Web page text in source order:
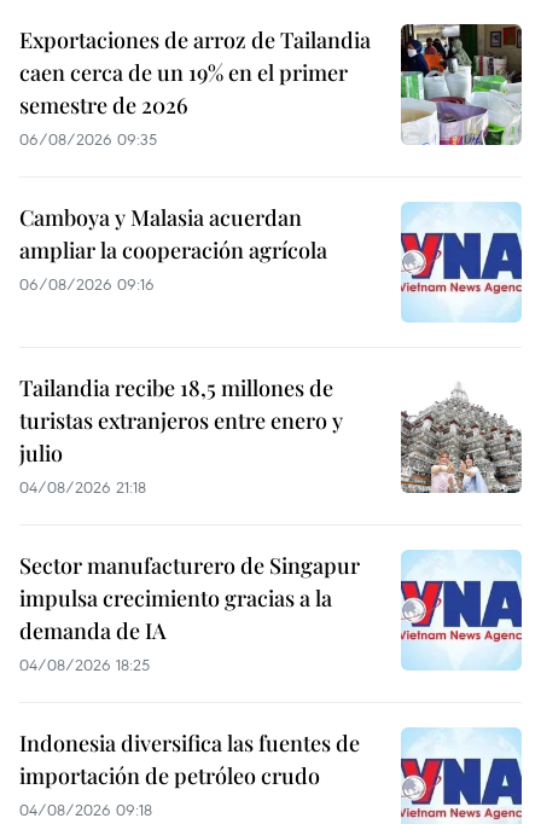
Exportaciones de arroz de Tailandia
caen cerca de un 19% en el primer
semestre de 2026
06/08/2026 09:35
Camboya y Malasia acuerdan
ampliar la cooperación agrícola
06/08/2026 09:16
Tailandia recibe 18,5 millones de
turistas extranjeros entre enero y
julio
04/08/2026 21:18
Sector manufacturero de Singapur
impulsa crecimiento gracias a la
demanda de IA
04/08/2026 18:25
Indonesia diversifica las fuentes de
importación de petróleo crudo
04/08/2026 09:18